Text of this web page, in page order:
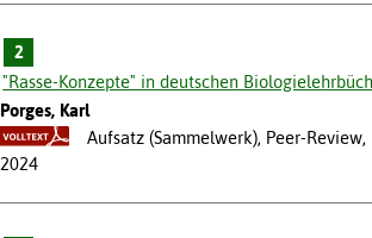
2
"Rasse-Konzepte" in deutschen
Porges, Karl
Aufsatz (Sammelwerk), Peer-
2024